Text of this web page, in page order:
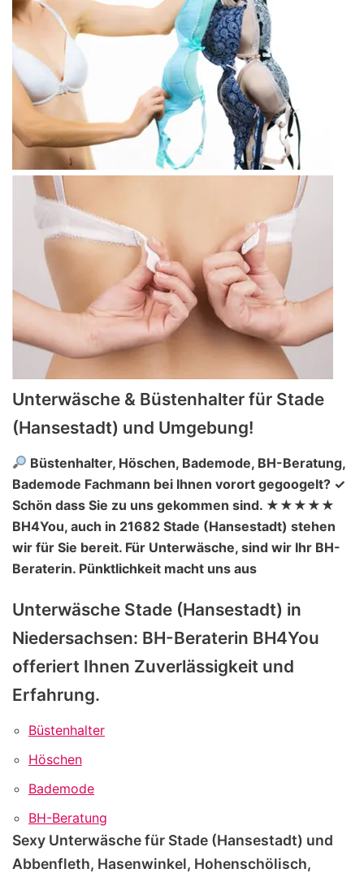
Unterwäsche & Büstenhalter für Stade
(Hansestadt) und Umgebung!
Büstenhalter, Höschen, Bademode, BH-Beratung,
Bademode Fachmann bei Ihnen vorort gegoogelt? ✓
Schön dass Sie zu uns gekommen sind. ★★★★★
BH4You, auch in 21682 Stade (Hansestadt) stehen
wir für Sie bereit. Für Unterwäsche, sind wir Ihr BH-
Beraterin. Pünktlichkeit macht uns aus
Unterwäsche Stade (Hansestadt) in
Niedersachsen: BH-Beraterin BH4You
offeriert Ihnen Zuverlässigkeit und
Erfahrung.
Büstenhalter
Höschen
Bademode
BH-Beratung
Sexy Unterwäsche für Stade (Hansestadt) und
Abbenfleth, Hasenwinkel, Hohenschölisch,